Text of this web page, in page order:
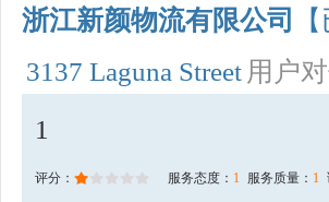
浙江新颜物流有限公司
3137 Laguna Street 用户
1
评分： 服务态度： 1 服务质量： 1